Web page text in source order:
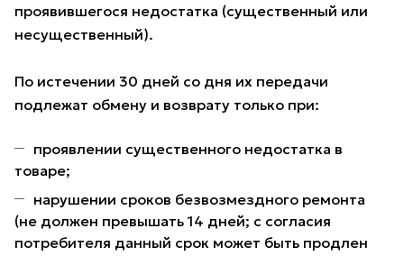
проявившегося недостатка (существенный или
несущественный).
По истечении 30 дней со дня их передачи
подлежат обмену и возврату только при:
проявлении существенного недостатка в
товаре;
нарушении сроков безвозмездного ремонта
(не должен превышать 14 дней; с согласия
потребителя данный срок может быть продлен